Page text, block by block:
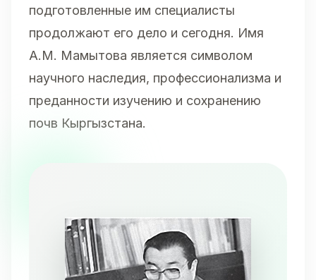
подготовленные им специалисты
продолжают его дело и сегодня. Имя
А.М. Мамытова является символом
научного наследия, профессионализма и
преданности изучению и сохранению
почв Кыргызстана.